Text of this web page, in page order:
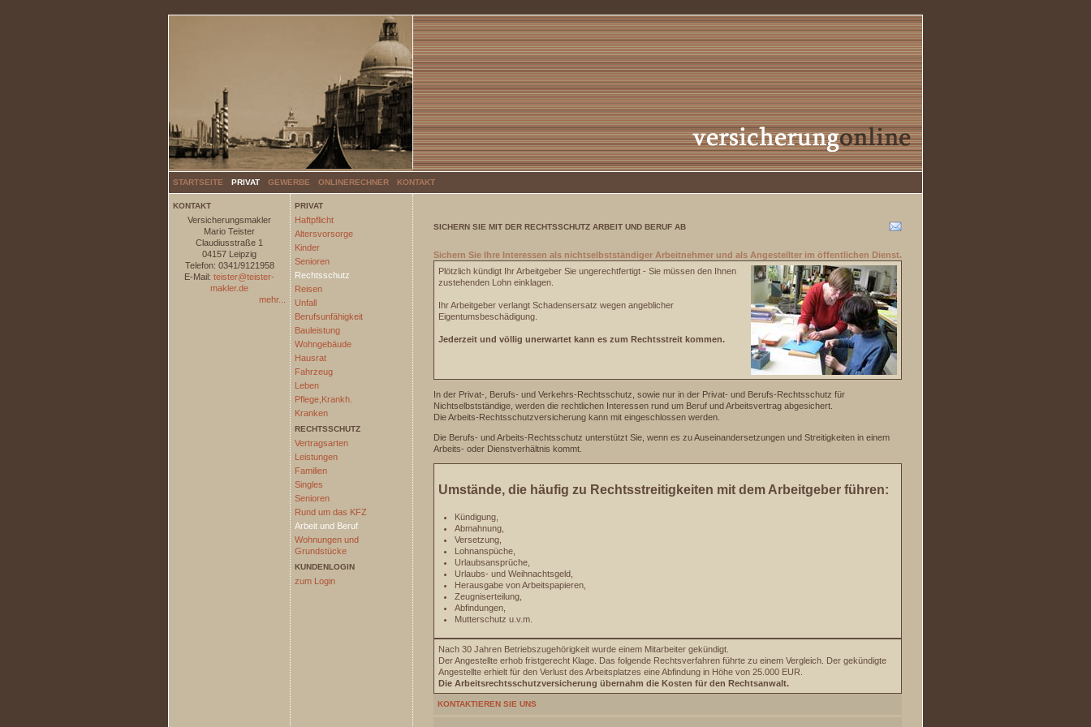
STARTSEITE PRIVAT GEWERBE ONLINERECHNER KONTAKT
KONTAKT
Versicherungsmakler
Mario Teister
Claudiusstraße 1
04157 Leipzig
Telefon: 0341/9121958
E-Mail: teister@teister-
makler.de
mehr...
PRIVAT
Haftpflicht
Altersvorsorge
Kinder
Senioren
Rechtsschutz
Reisen
Unfall
Berufsunfähigkeit
Bauleistung
Wohngebäude
Hausrat
Fahrzeug
Leben
Pflege,Krankh.
Kranken
RECHTSSCHUTZ
Vertragsarten
Leistungen
Familien
Singles
Senioren
Rund um das KFZ
Arbeit und Beruf
Wohnungen und
Grundstücke
KUNDENLOGIN
zum Login
SICHERN SIE MIT DER RECHTSSCHUTZ ARBEIT UND BERUF AB
Sichern Sie Ihre Interessen als nichtselbstständiger Arbeitnehmer und als Angestellter im öffentlichen Dienst.
Plötzlich kündigt Ihr Arbeitgeber Sie ungerechtfertigt - Sie müssen den Ihnen
zustehenden Lohn einklagen.
Ihr Arbeitgeber verlangt Schadensersatz wegen angeblicher
Eigentumsbeschädigung.
Jederzeit und völlig unerwartet kann es zum Rechtsstreit kommen.
In der Privat-, Berufs- und Verkehrs-Rechtsschutz, sowie nur in der Privat- und Berufs-Rechtsschutz für
Nichtselbstständige, werden die rechtlichen Interessen rund um Beruf und Arbeitsvertrag abgesichert.
Die Arbeits-Rechtsschutzversicherung kann mit eingeschlossen werden.
Die Berufs- und Arbeits-Rechtsschutz unterstützt Sie, wenn es zu Auseinandersetzungen und Streitigkeiten in einem
Arbeits- oder Dienstverhältnis kommt.
Umstände, die häufig zu Rechtsstreitigkeiten mit dem Arbeitgeber führen:
Kündigung,
Abmahnung,
Versetzung,
Lohnanspüche,
Urlaubsansprüche,
Urlaubs- und Weihnachtsgeld,
Herausgabe von Arbeitspapieren,
Zeugniserteilung,
Abfindungen,
Mutterschutz u.v.m.
Nach 30 Jahren Betriebszugehörigkeit wurde einem Mitarbeiter gekündigt.
Der Angestellte erhob fristgerecht Klage. Das folgende Rechtsverfahren führte zu einem Vergleich. Der gekündigte
Angestellte erhielt für den Verlust des Arbeitsplatzes eine Abfindung in Höhe von 25.000 EUR.
Die Arbeitsrechtsschutzversicherung übernahm die Kosten für den Rechtsanwalt.
KONTAKTIEREN SIE UNS